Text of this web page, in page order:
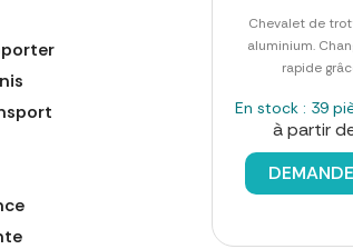
Chevalet de
aluminium.
rapide
En stock : 39
à partir